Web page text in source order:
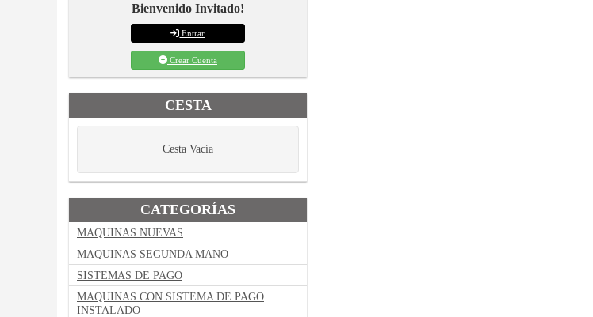
Bienvenido Invitado!
Entrar
Crear Cuenta
CESTA
Cesta Vacía
CATEGORÍAS
MAQUINAS NUEVAS
MAQUINAS SEGUNDA MANO
SISTEMAS DE PAGO
MAQUINAS CON SISTEMA DE PAGO
INSTALADO